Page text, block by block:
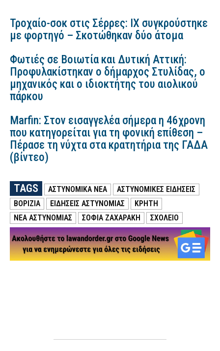
Τροχαίο-σοκ στις Σέρρες: ΙΧ συγκρούστηκε
με φορτηγό – Σκοτώθηκαν δύο άτομα
Φωτιές σε Βοιωτία και Δυτική Αττική:
Προφυλακίστηκαν ο δήμαρχος Στυλίδας, ο
μηχανικός και ο ιδιοκτήτης του αιολικού
πάρκου
Marfin: Στον εισαγγελέα σήμερα η 46χρονη
που κατηγορείται για τη φονική επίθεση –
Πέρασε τη νύχτα στα κρατητήρια της ΓΑΔΑ
(βίντεο)
TAGS ΑΣΤΥΝΟΜΙΚΑ ΝΕΑ
ΑΣΤΥΝΟΜΙΚΕΣ ΕΙΔΗΣΕΙΣ
ΒΟΡΙΖΙΑ
ΕΙΔΗΣΕΙΣ ΑΣΤΥΝΟΜΙΑΣ
ΚΡΗΤΗ
ΝΕΑ ΑΣΤΥΝΟΜΙΑΣ
ΣΟΦΙΑ ΖΑΧΑΡΑΚΗ ΣΧΟΛΕΙΟ